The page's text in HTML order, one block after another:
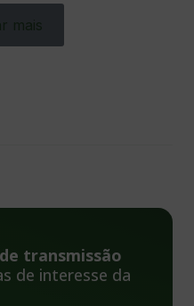
mais
transmissão
de interesse da